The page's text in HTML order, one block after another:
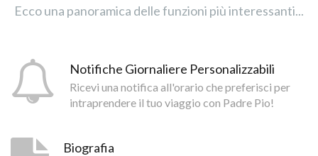
Ecco una panoramica delle funzioni più interessanti...
Notifiche Giornaliere Personalizzabili
Ricevi una notifica all'orario che preferisci per
intraprendere il tuo viaggio con Padre Pio!
Biografia